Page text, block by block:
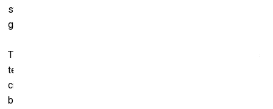
strādā ar sešiem jauniem māksliniekiem, veidojot 2024.
gada programmu.
Tā kā TUR_telpa ir mākslinieku vadīta laikmetīgās mākslas
telpa, tās programmas un producēšanas virzītājspēks ir
ciešā saikne ar pašiem māksliniekiem. Apsverot to, kas
bijis, ir patiesi vērtīgi sākt gatavoties tam, kas vēl tikai